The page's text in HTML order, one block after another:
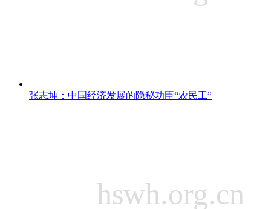
张志坤：中国经济发展的隐秘功臣“农民工”